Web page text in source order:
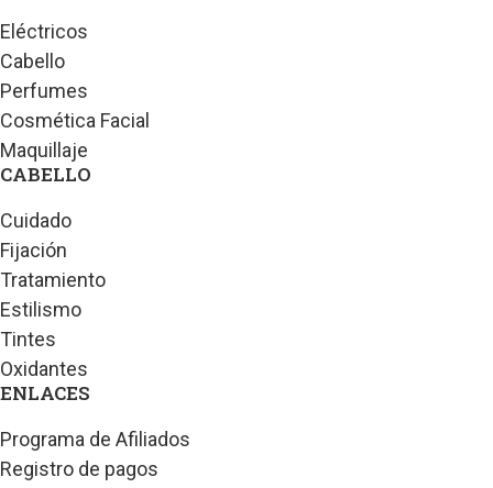
Eléctricos
Cabello
Perfumes
Cosmética Facial
Maquillaje
CABELLO
Cuidado
Fijación
Tratamiento
Estilismo
Tintes
Oxidantes
ENLACES
Programa de Afiliados
Registro de pagos